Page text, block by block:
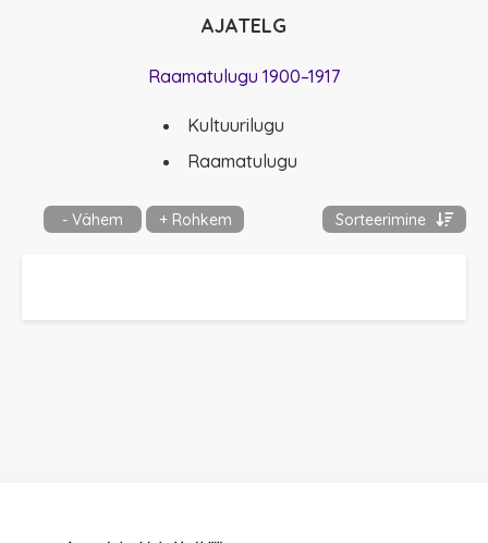
AJATELG
Raamatulugu 1900–1917
Kultuurilugu
Raamatulugu
- Vähem + Rohkem Sorteerimine